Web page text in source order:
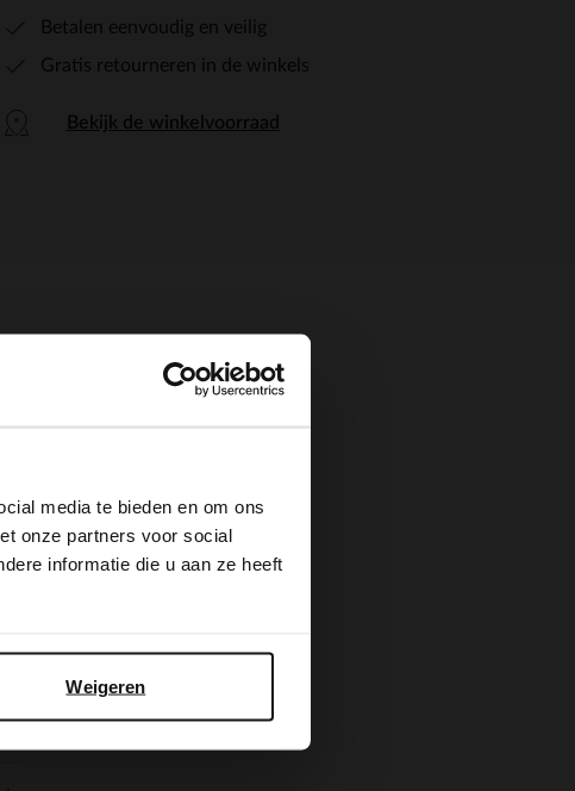
media te bieden en om ons
onze partners voor social
informatie die u aan ze heeft
Weigeren
Betalen eenvoudig en veilig
Gratis retourneren in de winkels
Bekijk de winkelvoorraad
×